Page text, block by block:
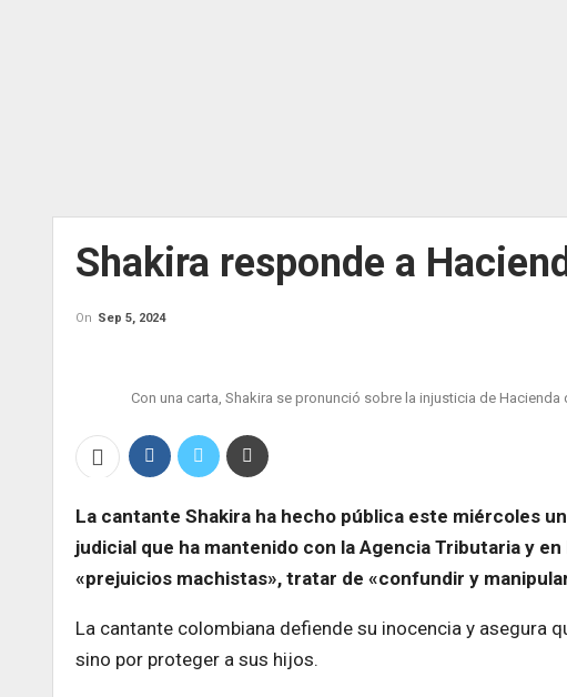
Shakira responde a
On Sep 5, 2024
Con una carta, Shakira se pronunció sobre la injusticia de
La cantante Shakira ha hecho pública este miércoles
judicial que ha mantenido con la Agencia Tributaria y
«prejuicios machistas», tratar de «confundir y
La cantante colombiana defiende su inocencia y asegura
sino por proteger a sus hijos.